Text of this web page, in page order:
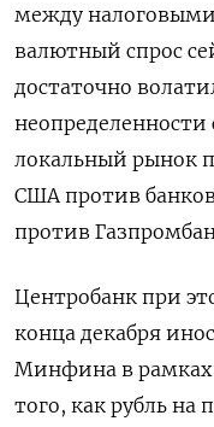
между
валютный спрос
достаточно
локальный рынок
США против
против
Центробанк при
конца декабря
Минфина в рамках
того, как рубль на